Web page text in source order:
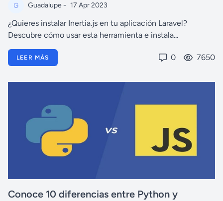
Guadalupe - 17 Apr 2023
¿Quieres instalar Inertia.js en tu aplicación Laravel?
Descubre cómo usar esta herramienta e instala...
LEER MÁS 0 7650
Conoce 10 diferencias entre Python y